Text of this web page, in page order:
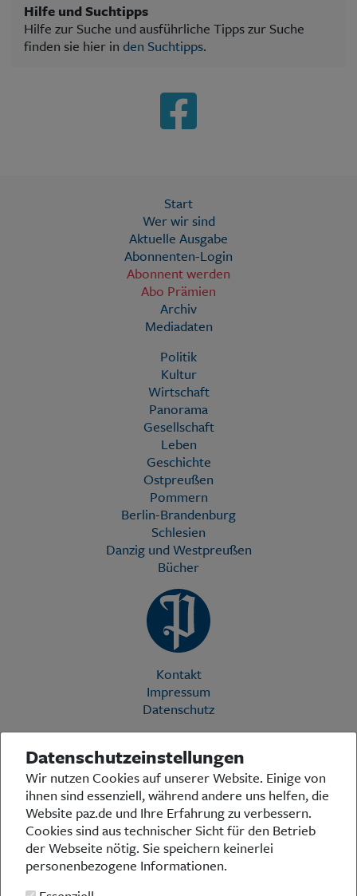
Hilfe und Suchtipps
Hilfe zur Suche und ausführliche Tipps zur Suche
finden sie hier in den Suchtipps.
Start
Wer wir sind
Aktuelle Ausgabe
Abonnenten-Login
Abonnent werden
Abo Prämien
Archiv
Mediadaten
Politik
Kultur
Wirtschaft
Panorama
Gesellschaft
Leben
Geschichte
Ostpreußen
Pommern
Berlin-Brandenburg
Schlesien
Danzig und Westpreußen
Bücher
Kontakt
Impressum
Datenschutz
Die Preußische Allgemeine Zeitung (PAZ) ist eine einzigartige Stimme
in der deutschen Medienlandschaft. Woche für Woche berichtet sie
über das aktuelle Zeitgeschehen in Politik, Kultur und Wirtschaft und
bezieht zu den grundlegenden Entwicklungen unserer Gesellschaft
Stellung. In ihrer Arbeit fühlt sich die Redaktion dem traditionellen
preußischen Wertekanon verpflichtet: Das alte Preußen stand und
steht für religiöse und weltanschauliche Toleranz, für Heimatliebe
und Weltoffenheit, für Rechtstaatlichkeit und intellektuelle
Redlichkeit sowie nicht zuletzt für ein von der Vernunft geleitetes
Datenschutzeinstellungen
Wir nutzen Cookies auf unserer Website. Einige von
ihnen sind essenziell, während andere uns helfen, die
Website paz.de und Ihre Erfahrung zu verbessern.
Cookies sind aus technischer Sicht für den Betrieb
der Webseite nötig. Sie speichern keinerlei
personenbezogene Informationen.